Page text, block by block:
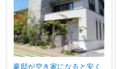
豪邸が空き家になると安く